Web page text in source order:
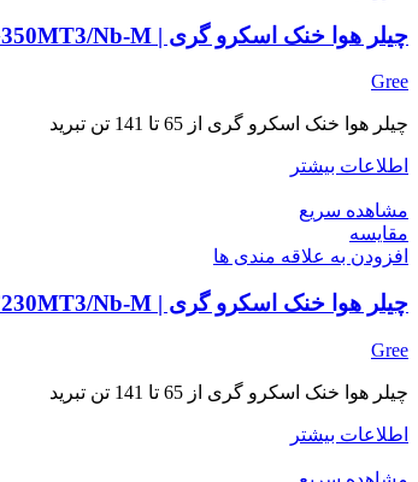
چیلر هوا خنک اسکرو گری | GREE LSBLG350MT3/Nb-M
Gree
چیلر هوا خنک اسکرو گری از 65 تا 141 تن تبرید
اطلاعات بیشتر
مشاهده سریع
مقایسه
افزودن به علاقه مندی ها
چیلر هوا خنک اسکرو گری | GREE LSBLGF230MT3/Nb-M
Gree
چیلر هوا خنک اسکرو گری از 65 تا 141 تن تبرید
اطلاعات بیشتر